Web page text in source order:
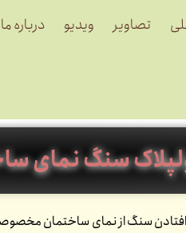
تصاویر ویدیو درباره ما
سنگ نمای